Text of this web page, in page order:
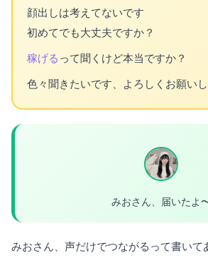
顔出しは考えてないです
初めてでも大丈夫ですか？
稼げる って聞くけど本当ですか？
色々聞きたいです、よろしくお願い
みおさん、届いたよ
みおさん、声だけでつながるって書いて